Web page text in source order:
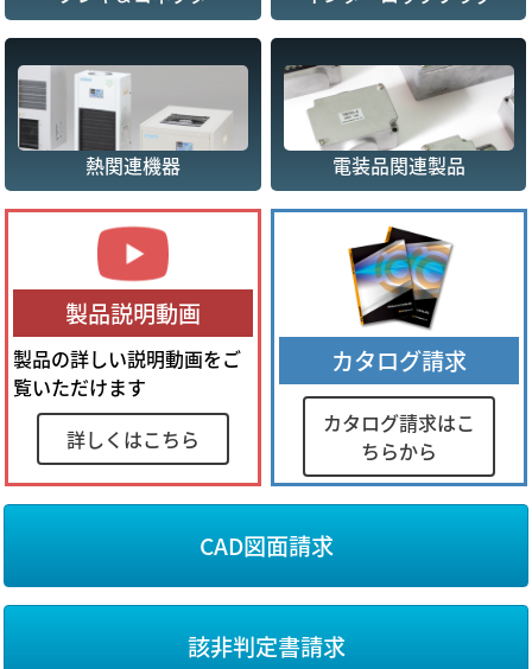
熱関連機器 電装品関連製品
製品説明動画
製品の詳しい説明動画をご
覧いただけます
詳しくはこちら
カタログ請求
カタログ請求はこ
ちらから
CAD図面請求
該非判定書請求